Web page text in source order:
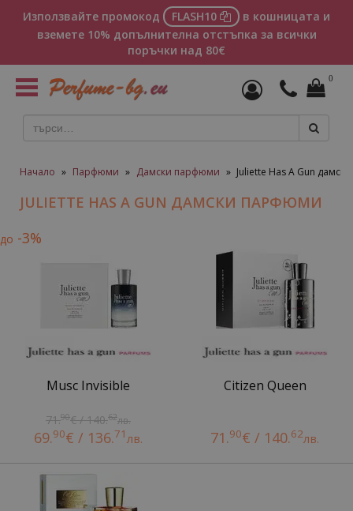
Използвайте промокод FLASH10
в кошницата и
вземете 10% допълнителна отстъпка за всички
поръчки над 80€
Toggle
navigation
0
Начало » Парфюми » Дамски парфюми » Juliette Has A Gun
JULIETTE HAS A GUN ДАМСКИ ПАРФЮМИ
до -3%
Musc Invisible
71.90€ / 140.62лв.
69.90€ / 136.71лв.
Citizen Queen
71.90€ / 140.62лв.